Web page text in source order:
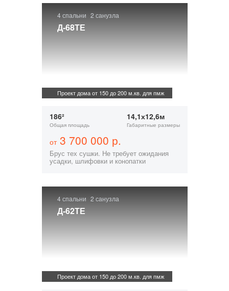
4 спальни 2 санузла
Д-68ТЕ
Проект дома от 150 до 200 м.кв. для пмж
186²
Общая площадь
14,1х12,6м
Габаритные размеры
от3 700 000 р.
Брус тех сушки. Не требует ожидания
усадки, шлифовки и конопатки
4 спальни 2 санузла
Д-62ТЕ
Проект дома от 150 до 200 м.кв. для пмж